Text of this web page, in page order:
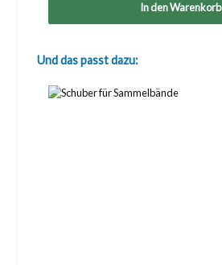
In den Warenkorb
Produktgalerie überspringen
Und das passt dazu: